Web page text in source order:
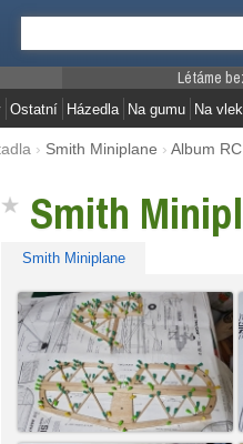
Ostatní
Létáme
Házedla Na gumu Na vlek
› Smith Miniplane › Album
Smith
Smith Miniplane